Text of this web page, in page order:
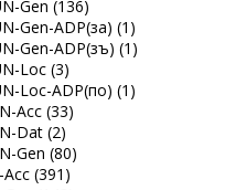
Gen (136)
Gen-ADP(за) (1)
Gen-ADP(зъ) (1)
Loc (3)
Loc-ADP(по) (1)
Acc (33)
Dat (2)
Gen (80)
(391)